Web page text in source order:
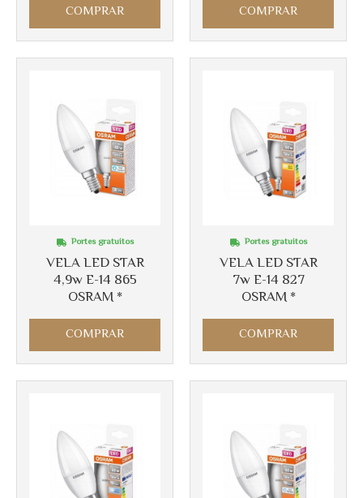
COMPRAR COMPRAR
VELA LED STAR
4,9w E-14 865
OSRAM *
Portes gratuitos
COMPRAR
VELA LED STAR
7w E-14 827
OSRAM *
Portes gratuitos
COMPRAR